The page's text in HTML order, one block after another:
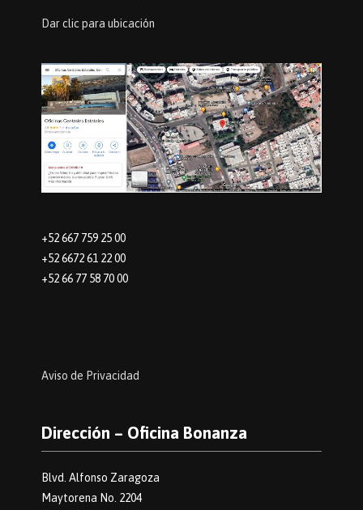
Dar clic para ubicación
+52 667 759 25 00
+52 6672 61 22 00
+52 66 77 58 70 00
Aviso de Privacidad
Dirección – Oficina Bonanza
Blvd. Alfonso Zaragoza
Maytorena No. 2204